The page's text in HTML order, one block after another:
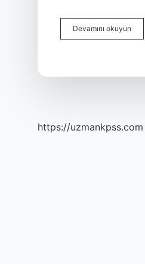
Devamını okuyun
https://uzmankpss.com